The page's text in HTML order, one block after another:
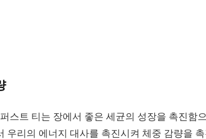
스트 티는 장에서 좋은 세균의 성장을 촉진함
우리의 에너지 대사를 촉진시켜 체중 감량을